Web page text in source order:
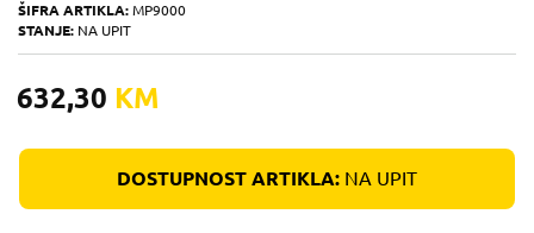
ŠIFRA ARTIKLA: MP9000
STANJE: NA UPIT
632,30 KM
DOSTUPNOST ARTIKLA: NA UPIT